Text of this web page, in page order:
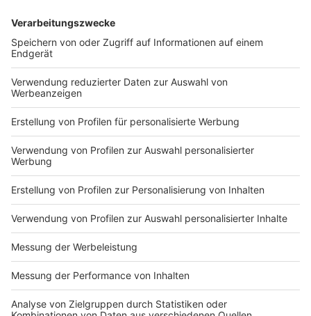
Eine mögliche Lösung dieser 'Problematik' könnte ein
Blick in die Vergangenheit sein. Wieder im Trend:
Fotobücher. Pro Urlaub sucht man sich die 15 bis 30
besten Bilder raus, druckt die aus und klebt sie ein. Im
abstürzt, kaputtgeht oder gehackt wird, aber:
Fotobücher und Fotos-Ausdrucken sind natürlich
kostspieliger als die ein oder andere Foto-App.
Normale Kamera-Apps, die per Werkseinstellung auf
dem Handy sind, machen nicht immer die besten Bilder.
Wer qualitiativ hochwertige Bilder schießen möchte,
sollte "ProCam"oder "Obscura" ausprobieren - für
Android die Apps"Photoshop Camera"oder auch
"Google Camera", aber Achtung: Diese Apps sind nicht
immer kostenlos.